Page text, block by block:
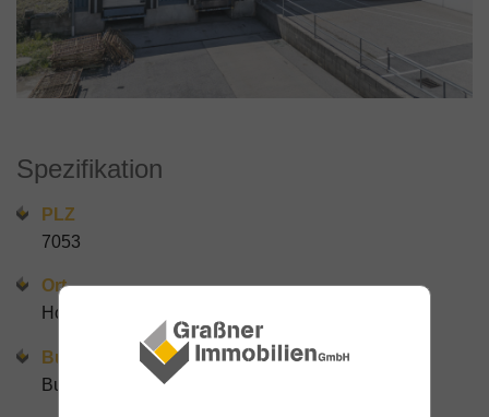
Spezifikation
PLZ
7053
Ort
Hornstein
Bundesland
Burgenland